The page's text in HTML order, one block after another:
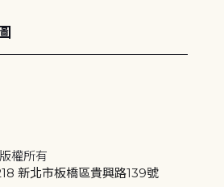
權所有
新北市板橋區貴興路139號